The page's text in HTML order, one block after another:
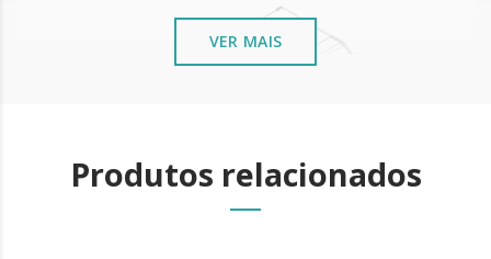
VER MAIS
Produtos relacionados